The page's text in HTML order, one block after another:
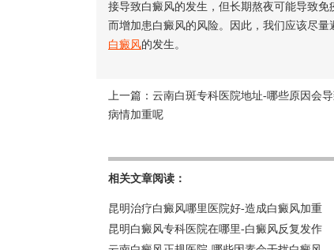
接导致白癜风的发生，但长期熬夜可能导致
而增加患白癜风的风险。因此，我们应该尽
白癜风的发生。
上一篇： 云南白斑专科医院地址-哪些原因会
病情加重呢
相关文章阅读：
昆明治疗白癜风哪里医院好-造成白癜风加重
昆明白癜风专科医院在哪里-白癜风反复发作